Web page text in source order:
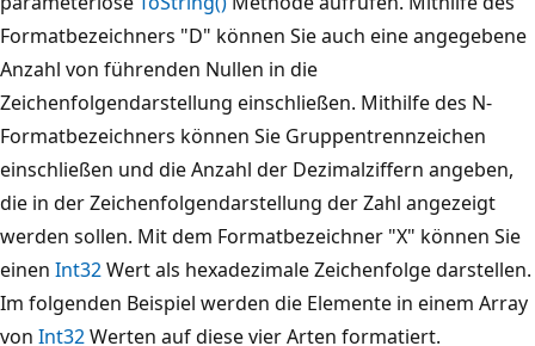
Formatbezeichners "D" können Sie auch eine angegebene
Anzahl von führenden Nullen in die
Zeichenfolgendarstellung einschließen. Mithilfe des N-
Formatbezeichners können Sie Gruppentrennzeichen
einschließen und die Anzahl der Dezimalziffern angeben,
die in der Zeichenfolgendarstellung der Zahl angezeigt
werden sollen. Mit dem Formatbezeichner "X" können Sie
einen Int32Wert als hexadezimale Zeichenfolge darstellen.
Im folgenden Beispiel werden die Elemente in einem Array
von Int32Werten auf diese vier Arten formatiert.